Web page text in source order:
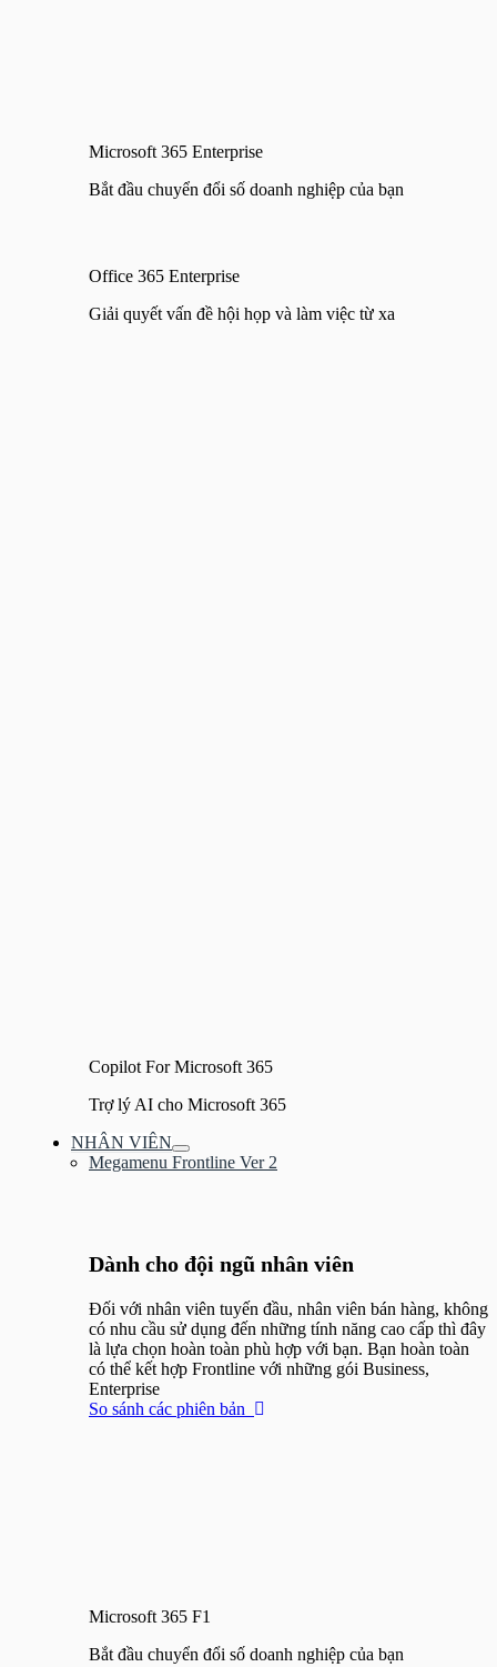
Microsoft 365 Enterprise
Bắt đầu chuyển đổi số doanh nghiệp của bạn
Office 365 Enterprise
Giải quyết vấn đề hội họp và làm việc từ xa
Copilot For Microsoft 365
Trợ lý AI cho Microsoft 365
NHÂN VIÊN
Bật/tắt
Menu
Megamenu Frontline Ver 2
Dành cho đội ngũ nhân viên
Đối với nhân viên tuyến đầu, nhân viên bán hàng, không
có nhu cầu sử dụng đến những tính năng cao cấp thì đây
là lựa chọn hoàn toàn phù hợp với bạn. Bạn hoàn toàn
có thể kết hợp Frontline với những gói Business,
Enterprise
So sánh các phiên bản
Microsoft 365 F1
Bắt đầu chuyển đổi số doanh nghiệp của bạn